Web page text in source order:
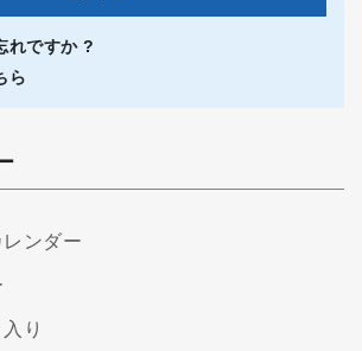
れですか ?
ら
ンダー
り